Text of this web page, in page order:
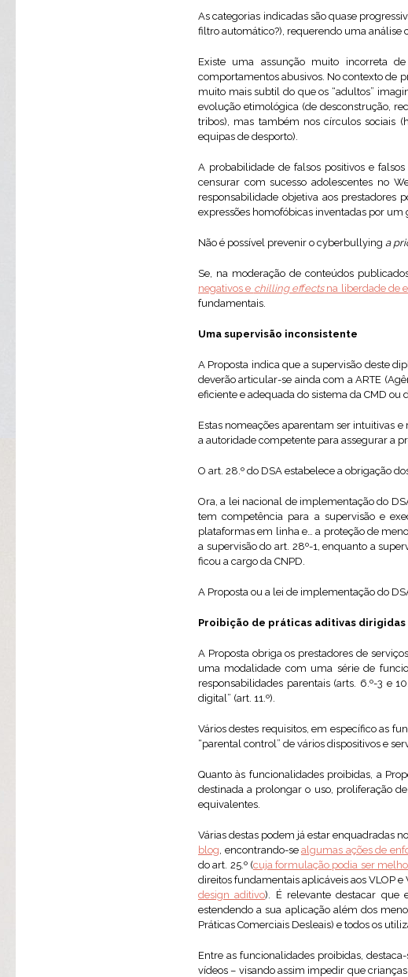
As categorias indicadas são quase
filtro automático?), requerendo uma análise
Existe uma assunção muito incorreta
comportamentos abusivos. No contexto de
muito mais subtil do que os “adultos”
evolução etimológica (de desconstrução,
tribos), mas também nos círculos sociais
equipas de desporto).
A probabilidade de falsos positivos e
censurar com sucesso adolescentes no
responsabilidade objetiva aos prestadores
expressões homofóbicas inventadas por
Não é possível prevenir o cyberbullying a
Se, na moderação de conteúdos
negativos e chilling effectsna liberdade de
fundamentais.
Uma supervisão inconsistente
A Proposta indica que a supervisão deste
deverão articular-se ainda com a ARTE
eficiente e adequada do sistema da CMD ou
Estas nomeações aparentam ser intuitivas
a autoridade competente para assegurar a
O art. 28.º do DSA estabelece a obrigação
Ora, a lei nacional de implementação do
tem competência para a supervisão e
plataformas em linha e… a proteção de
a supervisão do art. 28º-1, enquanto a
ficou a cargo da CNPD.
A Proposta ou a lei de implementação do
Proibição de práticas aditivas dirigidas
A Proposta obriga os prestadores de
uma modalidade com uma série de
responsabilidades parentais (arts. 6.º-3 e
digital” (art. 11.º).
Vários destes requisitos, em específico as
“parental control” de vários dispositivos e
Quanto às funcionalidades proibidas, a
destinada a prolongar o uso, proliferação
equivalentes.
Várias destas podem já estar enquadradas no
blog, encontrando-se algumas ações de
do art. 25.º (cuja formulação podia ser
direitos fundamentais aplicáveis aos VLOP e
design aditivo). É relevante destacar que
estendendo a sua aplicação além dos
Práticas Comerciais Desleais) e todos os
Entre as funcionalidades proibidas,
vídeos – visando assim impedir que